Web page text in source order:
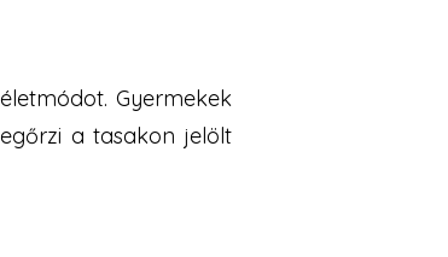
Gyermekek
a tasakon jelölt